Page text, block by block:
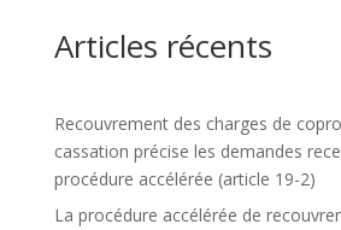
Articles récents
Recouvrement des charges de
cassation précise les demandes
procédure accélérée (article 19-2)
La procédure accélérée de